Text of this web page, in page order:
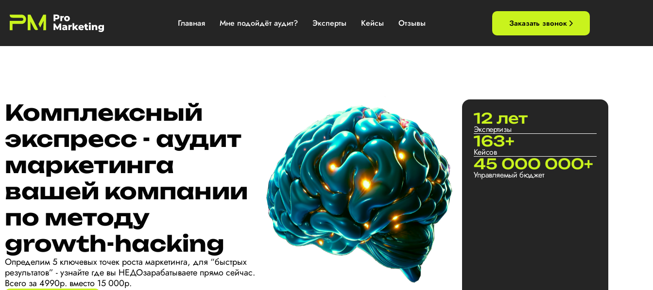
Главная Мне подойдёт аудит? Эксперты Кейсы Отзывы Заказать звонок
Комплексный
экспресс - аудит
маркетинга
вашей компании
по методу
growth-hacking
Определим 5 ключевых точек роста маркетинга, для “быстрых
результатов” - узнайте где вы НЕДОзарабатываете прямо сейчас.
Всего за 4990р. вместо 15 000р.
12 лет
Экспертизы
163+
Кейсов
45 000 000+
Управляемый бюджет